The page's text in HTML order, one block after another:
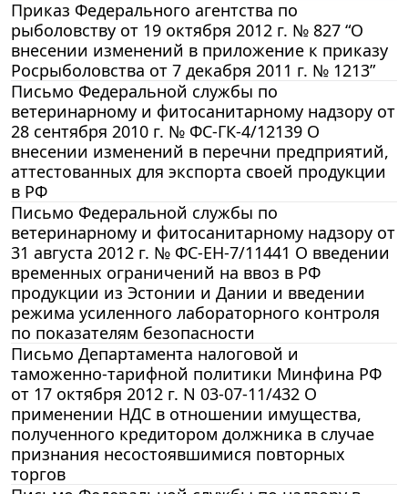
Приказ Федерального агентства по
рыболовству от 19 октября 2012 г. № 827 “О
внесении изменений в приложение к приказу
Росрыболовства от 7 декабря 2011 г. № 1213”
Письмо Федеральной службы по
ветеринарному и фитосанитарному надзору от
28 сентября 2010 г. № ФС-ГК-4/12139 О
внесении изменений в перечни предприятий,
аттестованных для экспорта своей продукции
в РФ
Письмо Федеральной службы по
ветеринарному и фитосанитарному надзору от
31 августа 2012 г. № ФС-ЕН-7/11441 О введении
временных ограничений на ввоз в РФ
продукции из Эстонии и Дании и введении
режима усиленного лабораторного контроля
по показателям безопасности
Письмо Департамента налоговой и
таможенно-тарифной политики Минфина РФ
от 17 октября 2012 г. N 03-07-11/432 О
применении НДС в отношении имущества,
полученного кредитором должника в случае
признания несостоявшимися повторных
торгов